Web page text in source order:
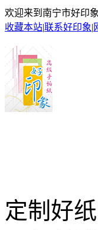
欢迎来到南宁市好印
收藏本站|联系好印象|
定制好